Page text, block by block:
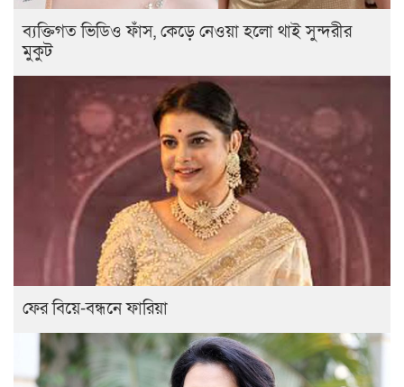
ব্যক্তিগত ভিডিও ফাঁস, কেড়ে নেওয়া হলো থাই সুন্দরীর
মুকুট
ফের বিয়ে-বন্ধনে ফারিয়া